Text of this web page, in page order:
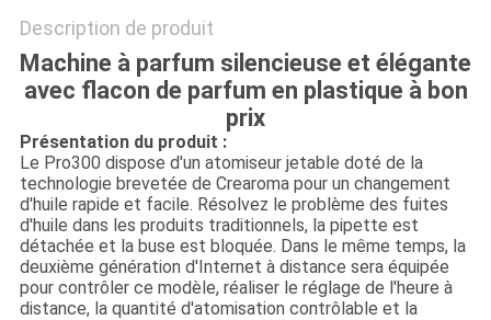
DE
CONFIDENTIALITÉ
Description de produit
Machine à parfum silencieuse et élégante
avec flacon de parfum en plastique à bon
prix
Présentation du produit :
Le Pro300 dispose d'un atomiseur jetable doté de la
technologie brevetée de Crearoma pour un changement
d'huile rapide et facile. Résolvez le problème des fuites
d'huile dans les produits traditionnels, la pipette est
détachée et la buse est bloquée. Dans le même temps, la
deuxième génération d'Internet à distance sera équipée
pour contrôler ce modèle, réaliser le réglage de l'heure à
distance, la quantité d'atomisation contrôlable et la